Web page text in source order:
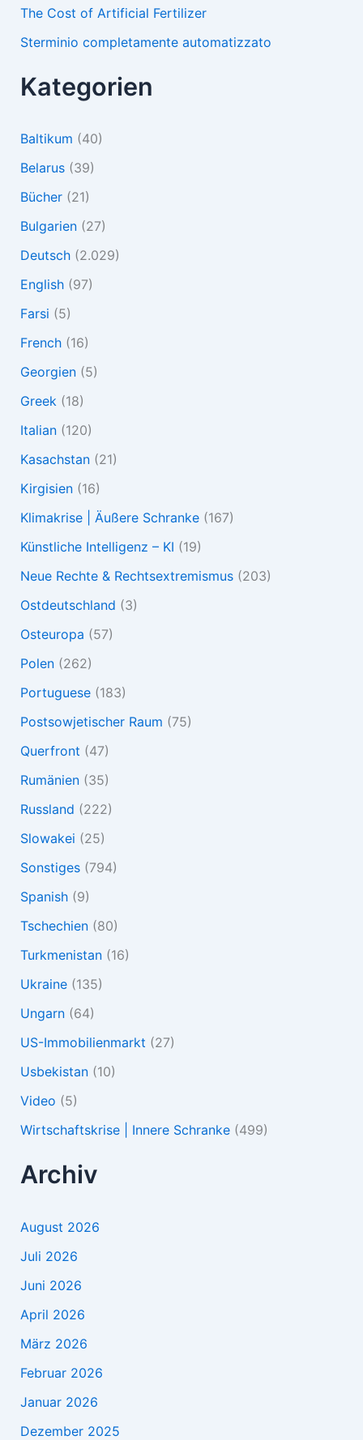
The Cost of Artificial Fertilizer
Sterminio completamente automatizzato
Kategorien
Baltikum (40)
Belarus(39)
Bücher(21)
Bulgarien(27)
Deutsch(2.029)
English(97)
Farsi (5)
French(16)
Georgien(5)
Greek(18)
Italian(120)
Kasachstan(21)
Kirgisien(16)
Klimakrise | Äußere Schranke(167)
Künstliche Intelligenz – KI (19)
Neue Rechte & Rechtsextremismus(203)
Ostdeutschland (3)
Osteuropa (57)
Polen(262)
Portuguese(183)
Postsowjetischer Raum (75)
Querfront (47)
Rumänien(35)
Russland (222)
Slowakei (25)
Sonstiges(794)
Spanish(9)
Tschechien(80)
Turkmenistan(16)
Ukraine(135)
Ungarn(64)
US-Immobilienmarkt (27)
Usbekistan(10)
Video (5)
Wirtschaftskrise | Innere Schranke(499)
Archiv
August 2026
Juli 2026
Juni 2026
April 2026
März 2026
Februar 2026
Januar 2026
Dezember 2025